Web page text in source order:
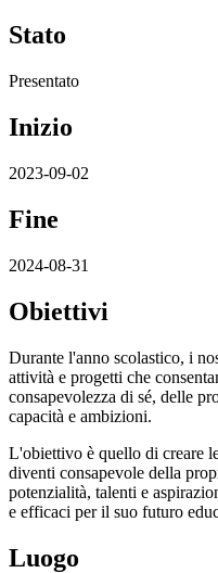
Stato
Presentato
Inizio
2023-09-02
Fine
2024-08-31
Obiettivi
Durante l'anno scolastico, i
attività e progetti che
consapevolezza di sé, delle
capacità e ambizioni.
L'obiettivo è quello di creare
diventi consapevole della
potenzialità, talenti e
e efficaci per il suo futuro
Luogo